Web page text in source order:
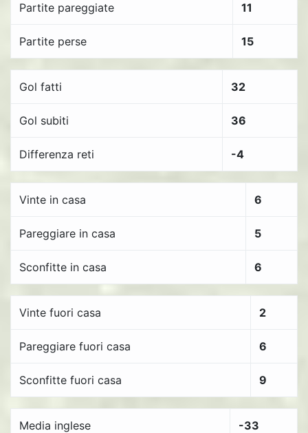
Partite pareggiate 11
Partite perse 15
Gol fatti 32
Gol subiti 36
Differenza reti -4
Vinte in casa 6
Pareggiare in casa 5
Sconfitte in casa 6
Vinte fuori casa 2
Pareggiare fuori casa 6
Sconfitte fuori casa 9
Media inglese -33